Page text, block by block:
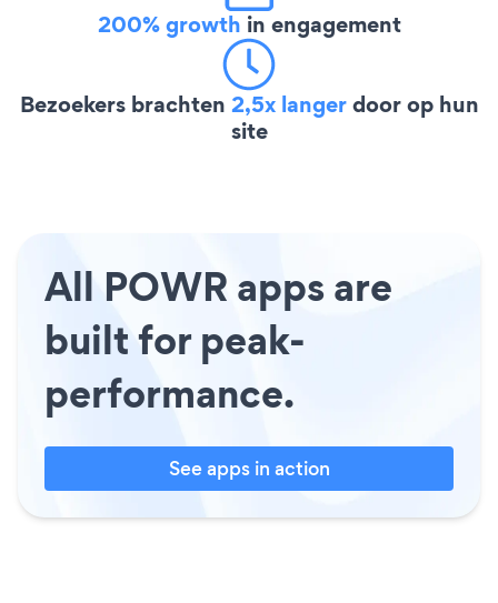
200% growth in engagement
Bezoekers brachten 2,5x langerdoor op hun
site
All POWR apps are
built for peak-
performance.
See apps in action